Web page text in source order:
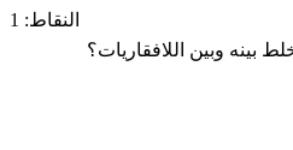
النقاط: 1
بينه وبين اللافقاريات؟